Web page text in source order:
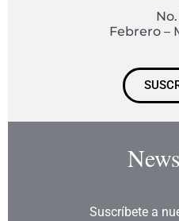
Febrero –
Suscríbete a